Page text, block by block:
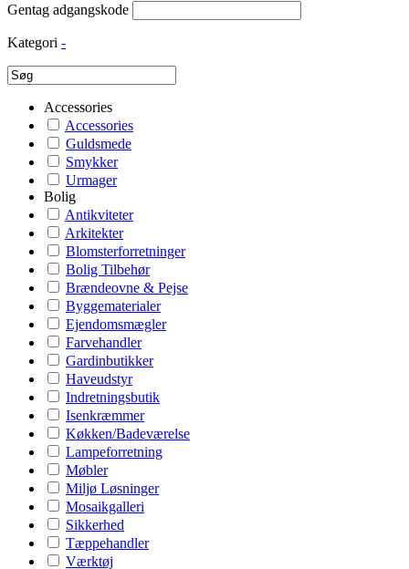
Gentag adgangskode
Kategori -
Accessories
Accessories
Guldsmede
Smykker
Urmager
Bolig
Antikviteter
Arkitekter
Blomsterforretninger
Bolig Tilbehør
Brændeovne & Pejse
Byggematerialer
Ejendomsmægler
Farvehandler
Gardinbutikker
Haveudstyr
Indretningsbutik
Isenkræmmer
Køkken/Badeværelse
Lampeforretning
Møbler
Miljø Løsninger
Mosaikgalleri
Sikkerhed
Tæppehandler
Værktøj